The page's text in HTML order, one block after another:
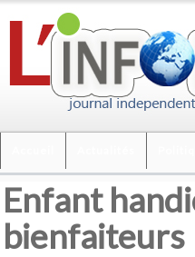
Enfant
bienfaiteurs